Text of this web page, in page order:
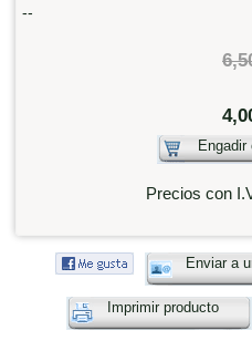
--
Engadir
Precios con
Enviar a
Imprimir producto